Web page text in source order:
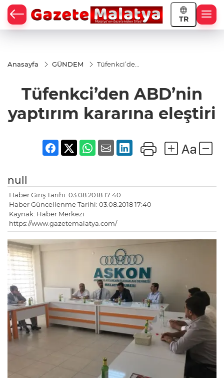
TR
Anasayfa GÜNDEM
Tüfenkci’den
kararına
eleştiri
Tüfenkci’den ABD’nin
yaptırım kararına eleştiri
null
Haber Giriş Tarihi: 03.08.2018 17:40
Haber Güncellenme Tarihi: 03.08.2018 17:40
Kaynak: Haber Merkezi
https://www.gazetemalatya.com/